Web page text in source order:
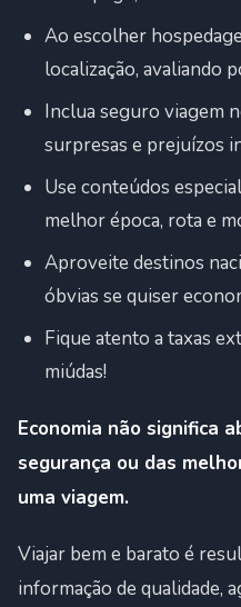
Ao escolher
localização, avaliando
Inclua seguro viagem
surpresas e prejuízos
Use conteúdos
melhor época, rota e
Aproveite destinos
óbvias se quiser
Fique atento a taxas
miúdas!
Economia não significa
segurança ou das
uma viagem.
Viajar bem e barato é
informação de qualidade,